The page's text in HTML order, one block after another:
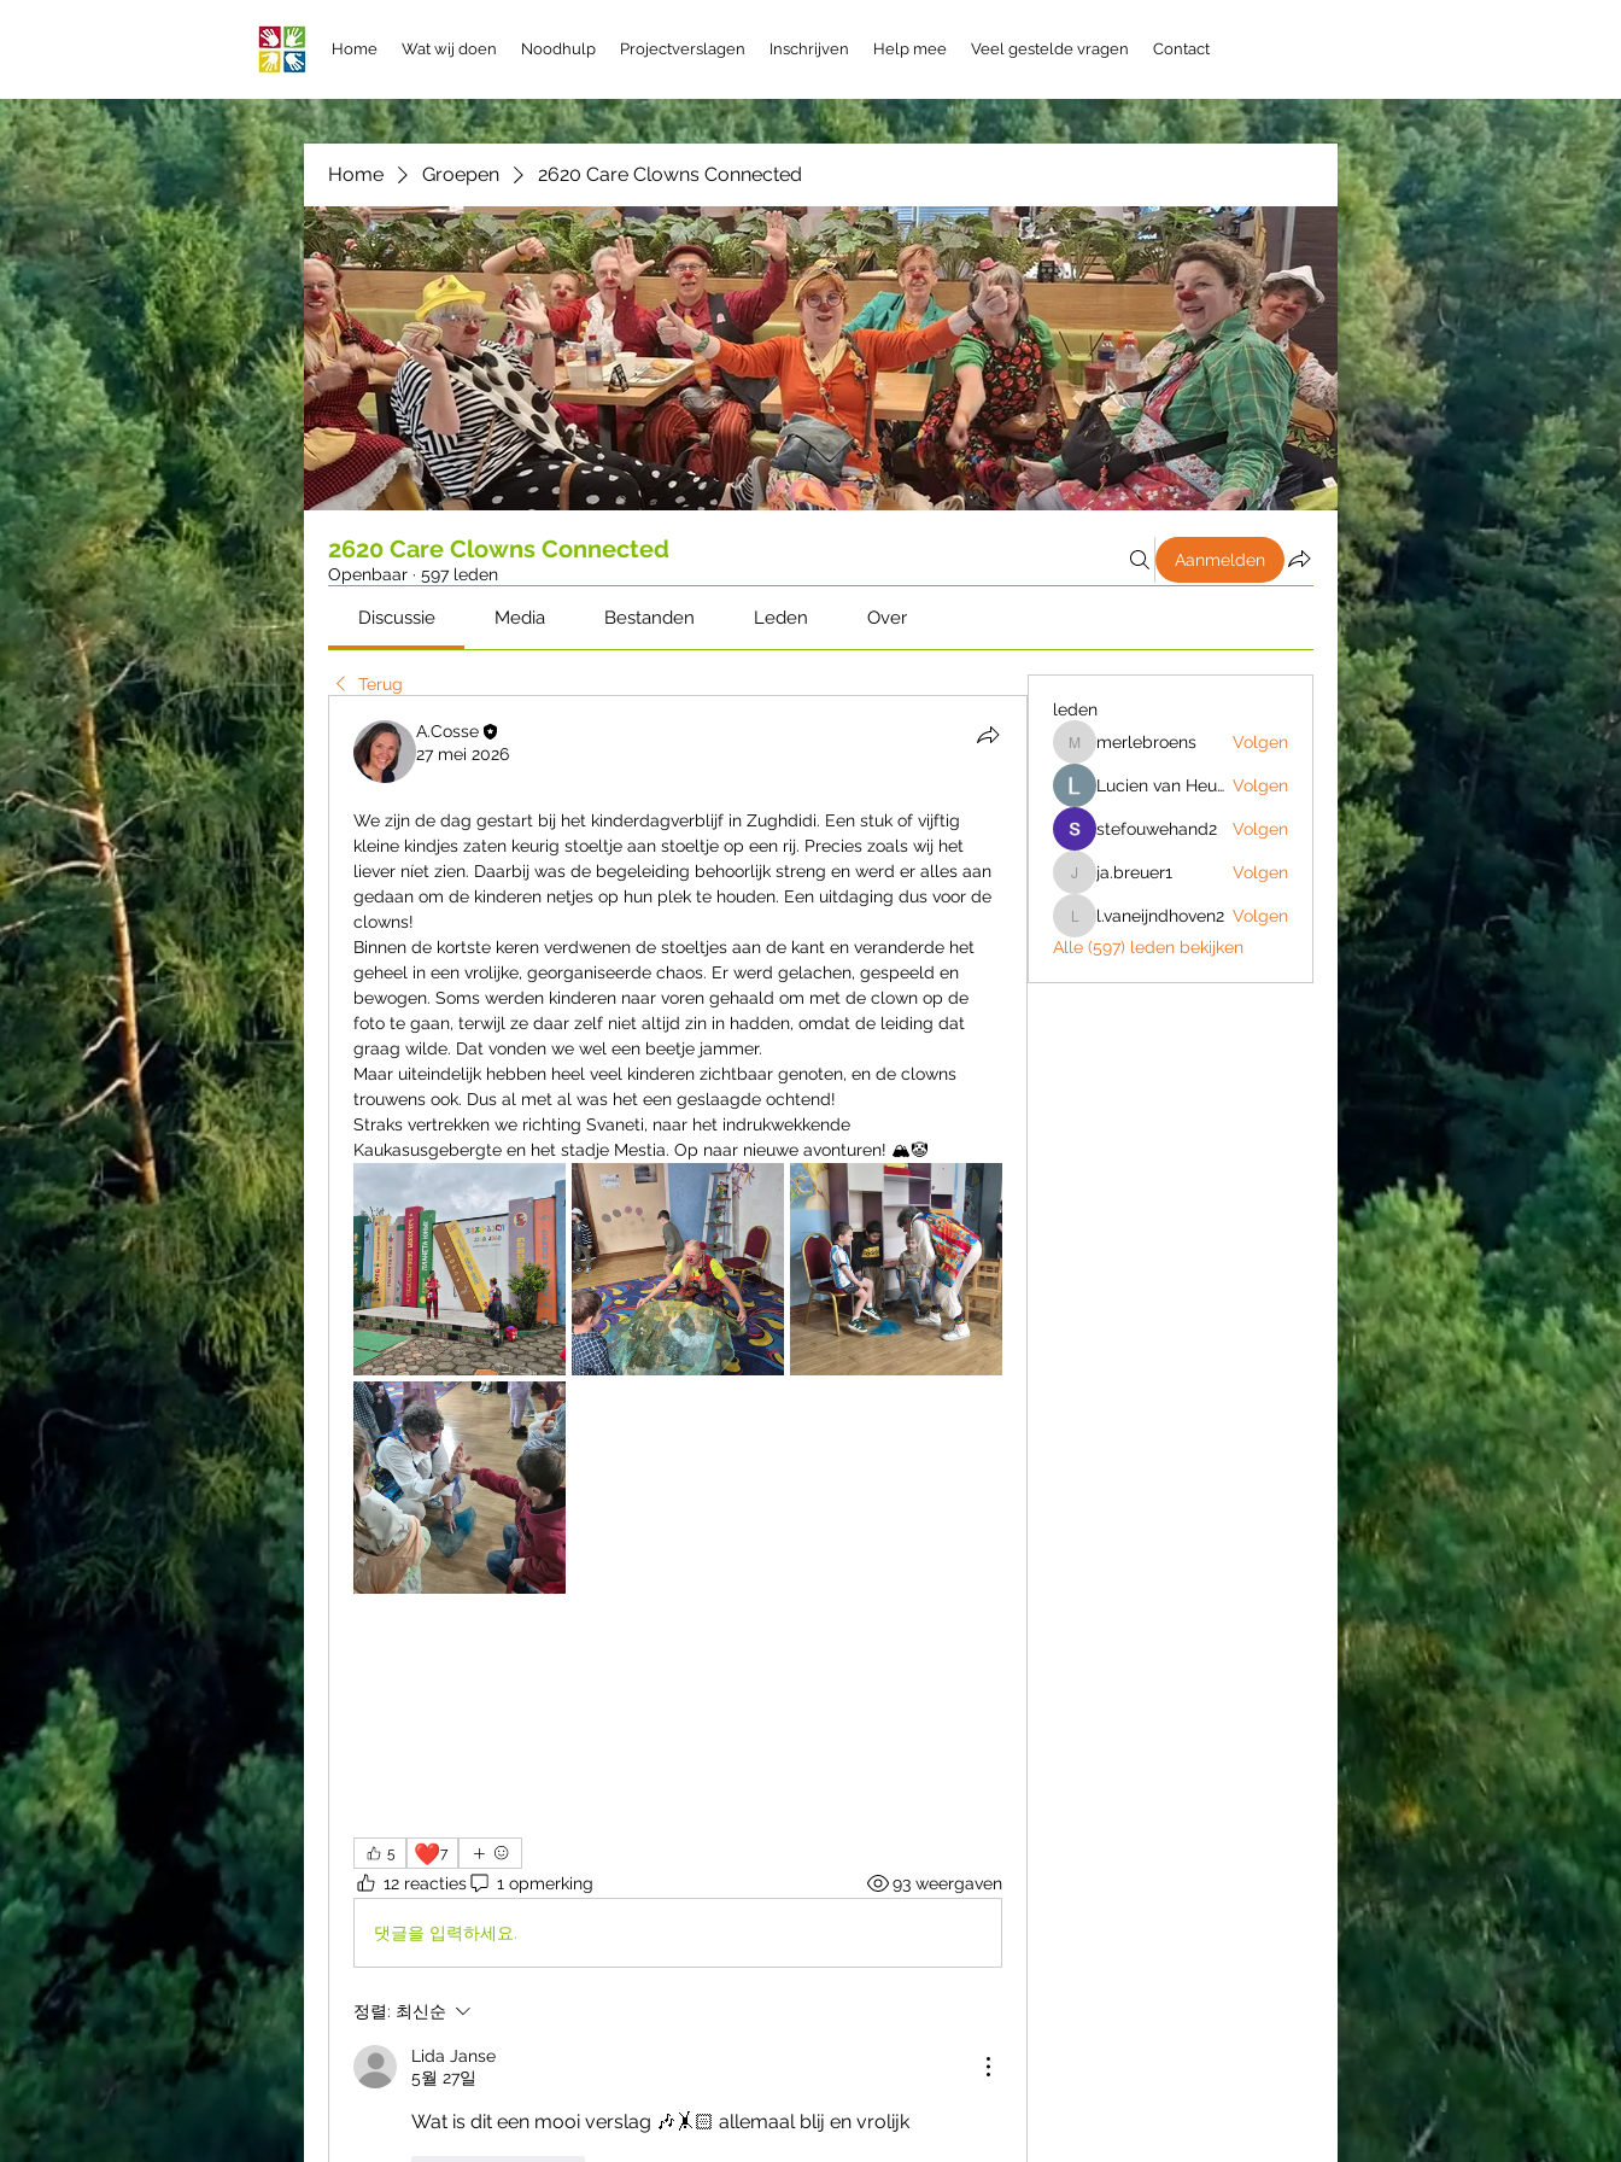
Home Wat wij doen Noodhulp Projectverslagen Inschrijven Help mee Veel gestelde vragen Contact
Home Groepen 2620 Care Clowns Connected
2620 Care Clowns Connected
Openbaar · 597 leden
Aanmelden
Discussie Media Bestanden Leden Over
Terug
A.Cosse
27 mei 2026
We zijn de dag gestart bij het kinderdagverblijf in Zughdidi. Een stuk of vijftig
kleine kindjes zaten keurig stoeltje aan stoeltje op een rij. Precies zoals wij het
liever níet zien. Daarbij was de begeleiding behoorlijk streng en werd er alles aan
gedaan om de kinderen netjes op hun plek te houden. Een uitdaging dus voor de
clowns!
Binnen de kortste keren verdwenen de stoeltjes aan de kant en veranderde het
geheel in een vrolijke, georganiseerde chaos. Er werd gelachen, gespeeld en
bewogen. Soms werden kinderen naar voren gehaald om met de clown op de
foto te gaan, terwijl ze daar zelf niet altijd zin in hadden, omdat de leiding dat
graag wilde. Dat vonden we wel een beetje jammer.
Maar uiteindelijk hebben heel veel kinderen zichtbaar genoten, en de clowns
trouwens ook. Dus al met al was het een geslaagde ochtend!
Straks vertrekken we richting Svaneti, naar het indrukwekkende
Kaukasusgebergte en het stadje Mestia. Op naar nieuwe avonturen! 🏔️🤡
5 ❤️7
12 reacties 1 opmerking 93 weergaven
댓글을 입력하세요.
정렬: 최신순
Lida Janse
5월 27일
Wat is dit een mooi verslag 🎶🤸🏻 allemaal blij en vrolijk
leden
merlebroens
merlebroens Volgen
Lucien van Heugten Volgen
stefouwehand2 Volgen
ja.breuer1
ja.breuer1 Volgen
l.vaneijndhoven2
l.vaneijndhoven2 Volgen
Alle (597) leden bekijken